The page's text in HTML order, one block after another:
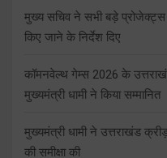
मुख्य सचिव ने सभी बड़े प्रोजेक्ट्स
किए जाने के निर्देश दिए
कॉमनवेल्थ गेम्स 2026 के
मुख्यमंत्री धामी ने किया सम्मानित
मुख्यमंत्री धामी ने उत्तराखंड क्रीड़ा
की समीक्षा की